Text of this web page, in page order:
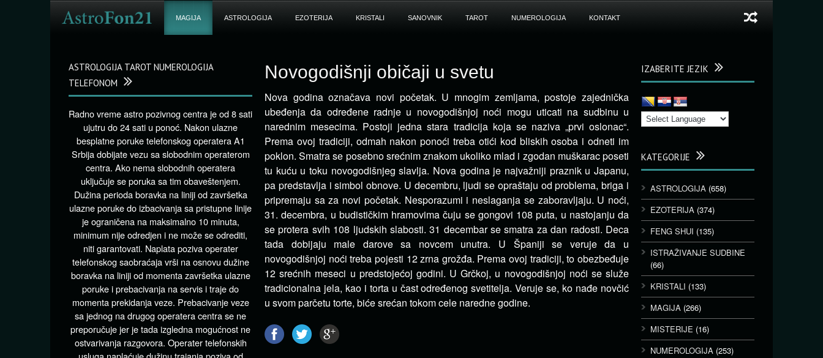
MAGIJA ASTROLOGIJA EZOTERIJA KRISTALI SANOVNIK TAROT NUMEROLOGIJA KONTAKT
Novogodišnji običaji u svetu
Nova godina označava novi početak. U mnogim zemljama, postoje zajednička
ubeđenja da određene radnje u novogodišnjoj noći mogu uticati na sudbinu u
narednim mesecima. Postoji jedna stara tradicija koja se naziva „prvi oslonac“.
Prema ovoj tradiciji, odmah nakon ponoći treba otići kod bliskih osoba i odneti im
poklon. Smatra se posebno srećnim znakom ukoliko mlad i zgodan muškarac poseti
tu kuću u toku novogodišnjeg slavlja. Nova godina je najvažniji praznik u Japanu,
pa predstavlja i simbol obnove. U decembru, ljudi se opraštaju od problema, briga i
pripremaju sa za novi početak. Nesporazumi i neslaganja se zaboravljaju. U noći,
31. decembra, u budističkim hramovima čuju se gongovi 108 puta, u nastojanju da
se protera svih 108 ljudskih slabosti. 31 decembar se smatra za dan radosti. Deca
tada dobijaju male darove sa novcem unutra. U Španiji se veruje da u
novogodišnjoj noći treba pojesti 12 zrna grožđa. Prema ovoj tradiciji, to obezbeđuje
12 srećnih meseci u predstojećoj godini. U Grčkoj, u novogodišnjoj noći se služe
tradicionalna jela, kao i torta u čast određenog svetitelja. Veruje se, ko nađe novčić
u svom parčetu torte, biće srećan tokom cele naredne godine.
IZABERITE JEZIK
KATEGORIJE
ASTROLOGIJA (658)
EZOTERIJA (374)
FENG SHUI (135)
ISTRAŽIVANJE SUDBINE
(66)
KRISTALI (133)
MAGIJA (266)
MISTERIJE (16)
NUMEROLOGIJA (253)
ASTROLOGIJA TAROT NUMEROLOGIJA
TELEFONOM
Radno vreme astro pozivnog centra je od 8 sati
ujutru do 24 sati u ponoć. Nakon ulazne
besplatne poruke telefonskog operatera A1
Srbija dobijate vezu sa slobodnim operaterom
centra. Ako nema slobodnih operatera
uključuje se poruka sa tim obaveštenjem.
Dužina perioda boravka na liniji od završetka
ulazne poruke do izbacivanja sa pristupne linije
je ograničena na maksimalno 10 minuta,
minimum nije odredjen i ne može se odrediti,
niti garantovati. Naplata poziva operater
telefonskog saobraćaja vrši na osnovu dužine
boravka na liniji od momenta završetka ulazne
poruke i prebacivanja na servis i traje do
momenta prekidanja veze. Prebacivanje veze
sa jednog na drugog operatera centra se ne
preporučuje jer je tada izgledna mogućnost ne
ostvarivanja razgovora. Operater telefonskih